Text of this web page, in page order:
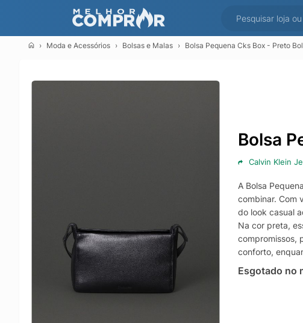
Moda e Acessórios Bolsas e Malas Bolsa Pequena Cks Box - Preto
Bolsa
Calvin Klein
A Bolsa
combinar. Com
do look casual
Na cor preta,
compromissos,
conforto,
Esgotado no